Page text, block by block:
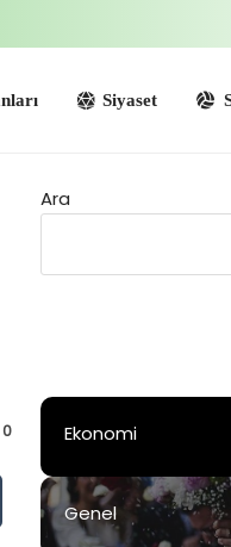
Siyaset Spor
0
Ara
Ekonomi
Genel